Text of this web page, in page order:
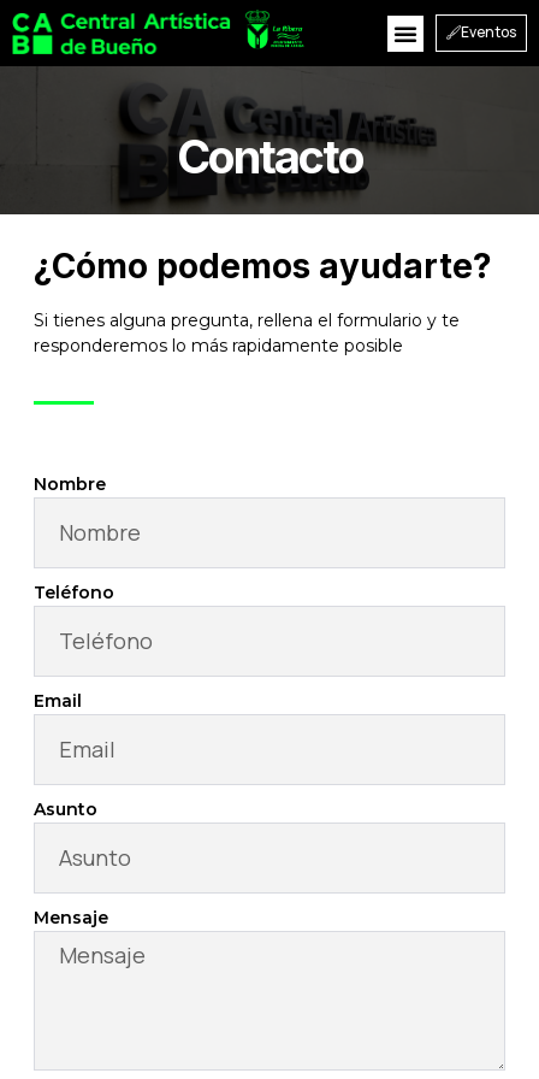
Eventos
Contacto
¿Cómo podemos ayudarte?
Si tienes alguna pregunta, rellena el formulario y te
responderemos lo más rapidamente posible
Nombre
Teléfono
Email
Asunto
Mensaje